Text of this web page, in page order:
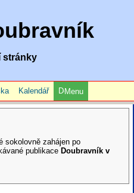
stránky
Kalendář Menu
sokolovně zahájen po
publikace Doubravník v